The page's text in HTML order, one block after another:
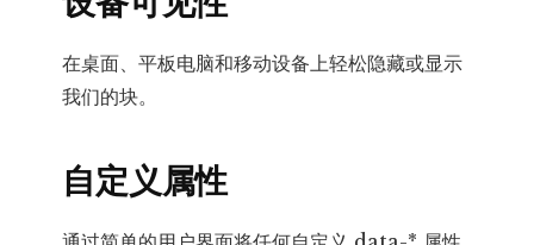
在桌面、平板电脑和移动设备上轻松隐藏或显示
我们的块。
自定义属性